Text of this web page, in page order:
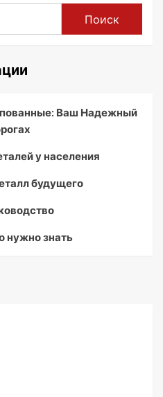
Поиск
Ваш Надежный
у населения
будущего
нужно знать